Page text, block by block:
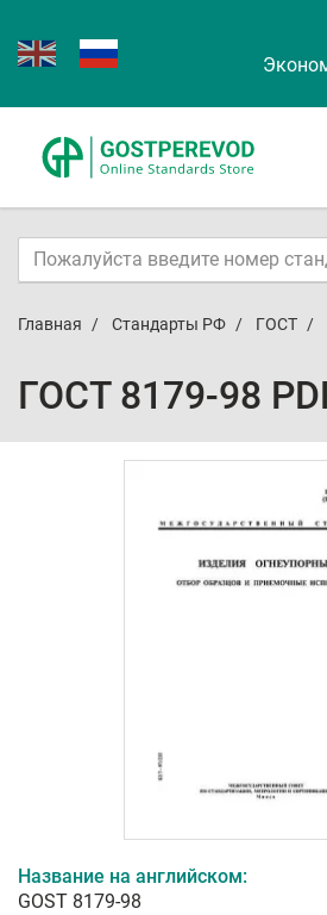
Главная Стандарты РФ ГОСТ
ГОСТ 8179-98
Название на английском:
GOST 8179-98